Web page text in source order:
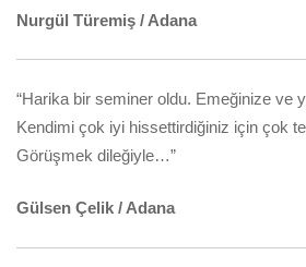
Nurgül Türemiş / Adana
“Harika bir seminer oldu. Emeğinize ve
Kendimi çok iyi hissettirdiğiniz için çok
Görüşmek dileğiyle…”
Gülsen Çelik / Adana